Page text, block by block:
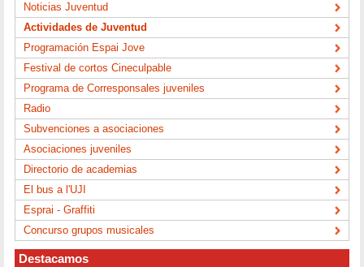
Noticias Juventud
Actividades de Juventud
Programación Espai Jove
Festival de cortos Cineculpable
Programa de Corresponsales juveniles
Radio
Subvenciones a asociaciones
Asociaciones juveniles
Directorio de academias
El bus a l'UJI
Esprai - Graffiti
Concurso grupos musicales
Destacamos